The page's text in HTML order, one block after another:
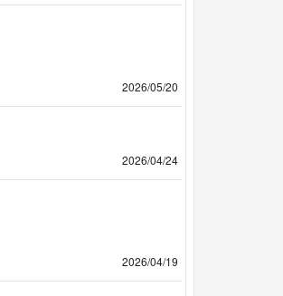
2026/05/20
2026/04/24
2026/04/19